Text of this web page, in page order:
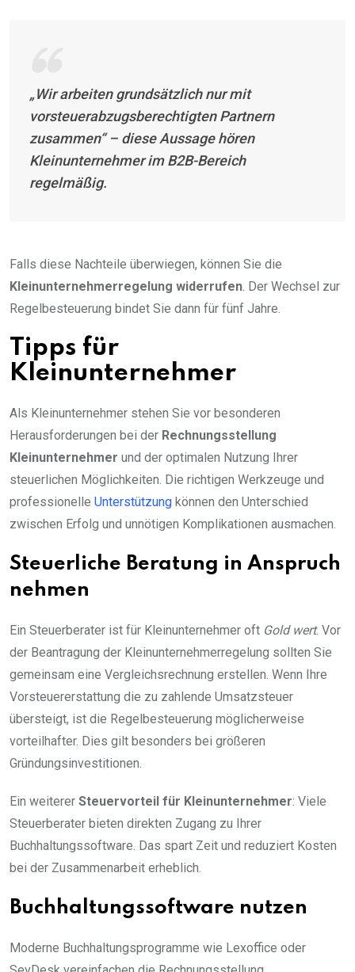
„Wir arbeiten grundsätzlich nur mit
vorsteuerabzugsberechtigten Partnern
zusammen“ – diese Aussage hören
Kleinunternehmer im B2B-Bereich
regelmäßig.
Falls diese Nachteile überwiegen, können Sie die
Kleinunternehmerregelung widerrufen. Der Wechsel zur
Regelbesteuerung bindet Sie dann für fünf Jahre.
Tipps für
Kleinunternehmer
Als Kleinunternehmer stehen Sie vor besonderen
Herausforderungen bei der Rechnungsstellung
Kleinunternehmer und der optimalen Nutzung Ihrer
steuerlichen Möglichkeiten. Die richtigen Werkzeuge und
professionelle Unterstützung können den Unterschied
zwischen Erfolg und unnötigen Komplikationen ausmachen.
Steuerliche Beratung in Anspruch
nehmen
Ein Steuerberater ist für Kleinunternehmer oft Gold wert. Vor
der Beantragung der Kleinunternehmerregelung sollten Sie
gemeinsam eine Vergleichsrechnung erstellen. Wenn Ihre
Vorsteuererstattung die zu zahlende Umsatzsteuer
übersteigt, ist die Regelbesteuerung möglicherweise
vorteilhafter. Dies gilt besonders bei größeren
Gründungsinvestitionen.
Ein weiterer Steuervorteil für Kleinunternehmer: Viele
Steuerberater bieten direkten Zugang zu Ihrer
Buchhaltungssoftware. Das spart Zeit und reduziert Kosten
bei der Zusammenarbeit erheblich.
Buchhaltungssoftware nutzen
Moderne Buchhaltungsprogramme wie Lexoffice oder